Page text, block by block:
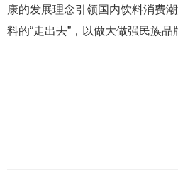
康的发展理念引领国内饮料消费
料的“走出去”，以做大做强民族品